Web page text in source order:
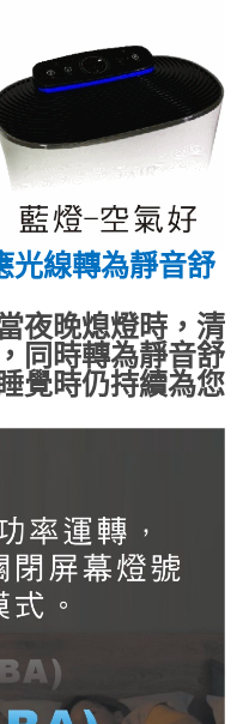
光線轉為靜音舒
夜晚熄燈時，清
同時轉為靜音舒
覺時仍持續為您